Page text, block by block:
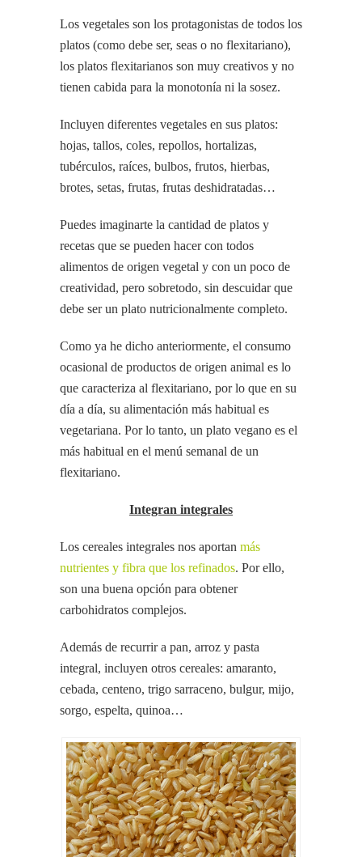
Los vegetales son los protagonistas de todos los
platos (como debe ser, seas o no flexitariano),
los platos flexitarianos son muy creativos y no
tienen cabida para la monotonía ni la sosez.
Incluyen diferentes vegetales en sus platos:
hojas, tallos, coles, repollos, hortalizas,
tubérculos, raíces, bulbos, frutos, hierbas,
brotes, setas, frutas, frutas deshidratadas…
Puedes imaginarte la cantidad de platos y
recetas que se pueden hacer con todos
alimentos de origen vegetal y con un poco de
creatividad, pero sobretodo, sin descuidar que
debe ser un plato nutricionalmente completo.
Como ya he dicho anteriormente, el consumo
ocasional de productos de origen animal es lo
que caracteriza al flexitariano, por lo que en su
día a día, su alimentación más habitual es
vegetariana. Por lo tanto, un plato vegano es el
más habitual en el menú semanal de un
flexitariano.
Integran integrales
Los cereales integrales nos aportan más
nutrientes y fibra que los refinados. Por ello,
son una buena opción para obtener
carbohidratos complejos.
Además de recurrir a pan, arroz y pasta
integral, incluyen otros cereales: amaranto,
cebada, centeno, trigo sarraceno, bulgur, mijo,
sorgo, espelta, quinoa…